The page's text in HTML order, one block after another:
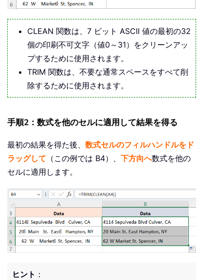
CLEAN 関数は、7 ビット ASCII 値の最初の32
個の印刷不可文字（値0～31）をクリーンアッ
プするために使用されます。
TRIM 関数は、不要な通常スペースをすべて削
除するために使用されます。
手順2：数式を他のセルに適用して結果を得る
最初の結果を得た後、 数式セルのフィルハンドルをド
ラッグして （この例では B4）、 下方向へ数式を他の
セルに適用します。
ヒント ：